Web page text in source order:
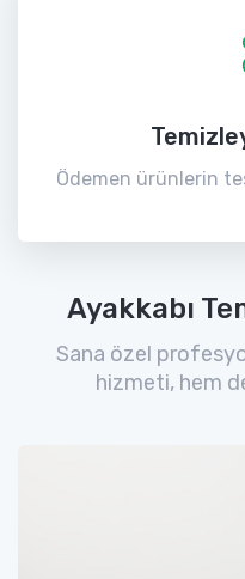
Ödemen ürünlerin
Ayakkabı
Sana özel
hizmeti, hem